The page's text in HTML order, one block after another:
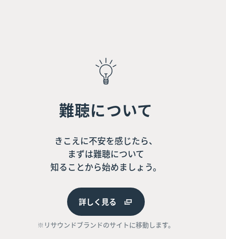
難聴について
きこえに不安を感じたら、
まずは難聴について
知ることから始めましょう。
詳しく見る
※リサウンドブランドのサイトに移動します。